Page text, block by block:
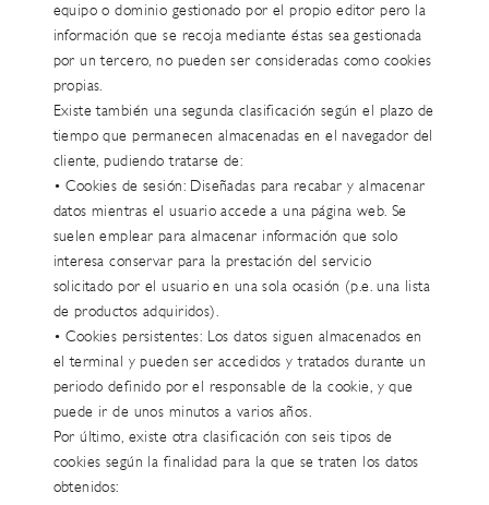
equipo o dominio gestionado por el propio editor pero la
información que se recoja mediante éstas sea gestionada
por un tercero, no pueden ser consideradas como cookies
propias.
Existe también una segunda clasificación según el plazo de
tiempo que permanecen almacenadas en el navegador del
cliente, pudiendo tratarse de:
• Cookies de sesión: Diseñadas para recabar y almacenar
datos mientras el usuario accede a una página web. Se
suelen emplear para almacenar información que solo
interesa conservar para la prestación del servicio
solicitado por el usuario en una sola ocasión (p.e. una lista
de productos adquiridos).
• Cookies persistentes: Los datos siguen almacenados en
el terminal y pueden ser accedidos y tratados durante un
periodo definido por el responsable de la cookie, y que
puede ir de unos minutos a varios años.
Por último, existe otra clasificación con seis tipos de
cookies según la finalidad para la que se traten los datos
obtenidos: